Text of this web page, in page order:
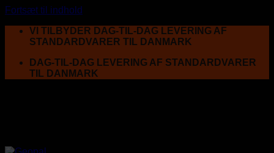
Fortsæt til indhold
VI TILBYDER DAG-TIL-DAG LEVERING AF
STANDARDVARER TIL DANMARK
DAG-TIL-DAG LEVERING AF STANDARDVARER
TIL DANMARK